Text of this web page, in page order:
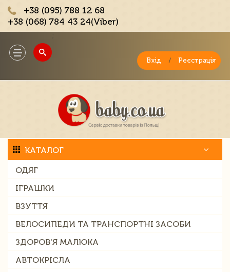
+38 (095) 788 12 68
+38 (068) 784 43 24(Viber)
Toggle
navigation
Вхід / Реєстрація
КАТАЛОГ
ОДЯГ
ІГРАШКИ
ВЗУТТЯ
ВЕЛОСИПЕДИ ТА ТРАНСПОРТНІ ЗАСОБИ
ЗДОРОВ'Я МАЛЮКА
АВТОКРІСЛА